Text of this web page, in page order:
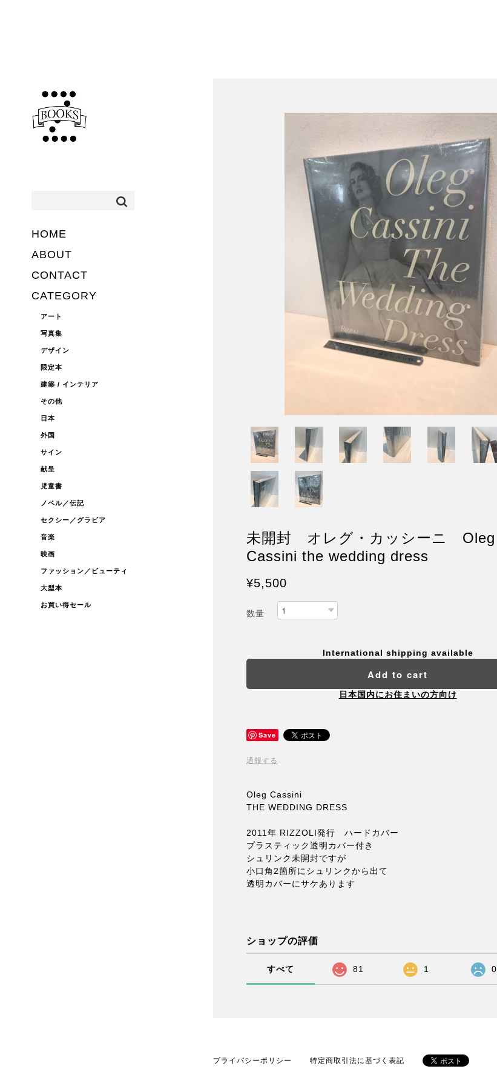
HOME
ABOUT
CONTACT
CATEGORY
アート
写真集
デザイン
限定本
建築 / インテリア
その他
日本
外国
サイン
献呈
児童書
ノベル／伝記
セクシー／グラビア
音楽
映画
ファッション／ビューティ
大型本
お買い得セール
未開封 オレグ・カッシーニ Oleg
Cassini the wedding dress
¥5,500
数量
International shipping available
Add to cart
日本国内にお住まいの方向け
Save
通報する
Oleg Cassini
THE WEDDING DRESS
2011年 RIZZOLI発行 ハードカバー
プラスティック透明カバー付き
シュリンク未開封ですが
小口角2箇所にシュリンクから出て
透明カバーにサケあります
ショップの評価
すべて 81 1 0
プライバシーポリシー 特定商取引法に基づく表記